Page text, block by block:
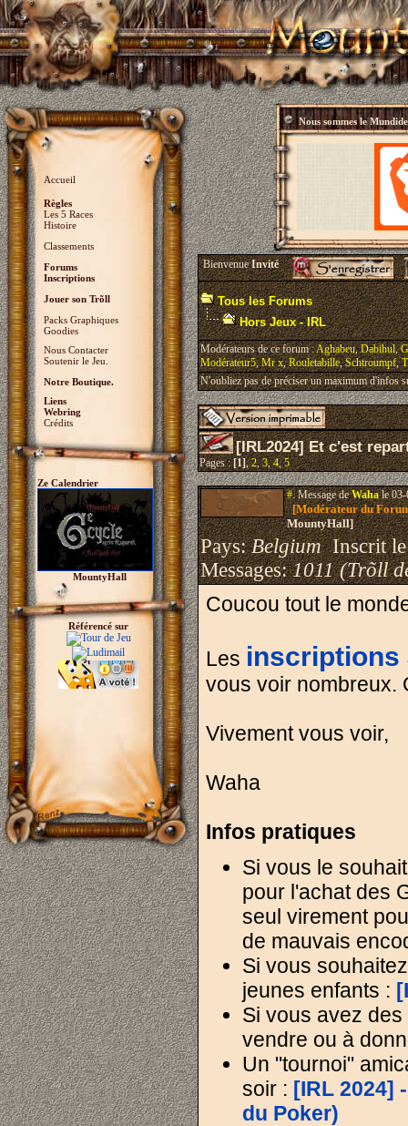
Accueil
Règles
Les 5 Races
Histoire
Classements
Forums
Inscriptions
Jouer son Trõll
Packs Graphiques
Goodies
Nous Contacter
Soutenir le Jeu.
Notre Boutique.
Liens
Webring
Crédits
Ze Calendrier
MountyHall
Référencé sur
Nous sommes le
BienvenueInvité
Tous les Forums
Hors Jeux - IRL
Modérateurs de ce forum :Aghabeu,Dabihul,
Modérateur5,Mr x,Rouletabille,Schtroumpf,
N'oubliez pas de préciser un maximum d'infos
[IRL2024] Et c'est
Pages :[1],2,3,4,5
#.Message deWahale 03-
[Modérateur du
MountyHall]
Pays:BelgiumInscrit
Messages:1011 (Trõll
Coucou tout le
Les inscriptions
vous voir nombreux.
Vivement vous voir,
Waha
Infos pratiques
Si vous le
pour l'achat des
seul virement
de mauvais
Si vous
jeunes enfants :
Si vous avez
vendre ou à
Un "tournoi"
soir : [IRL 2024]
du Poker)